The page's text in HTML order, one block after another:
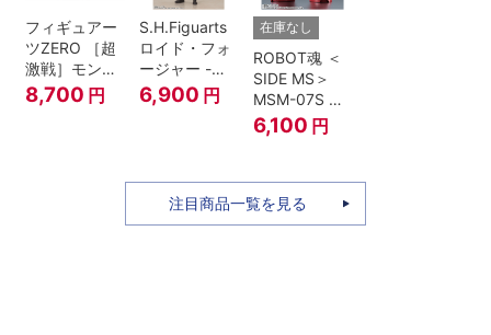
フィギュアー
ツZERO ［超
激戦］モンキ
ー・D・ルフ
ィ -ギア4 三
8,700 円
S.H.Figuarts
ロイド・フォ
ージャー -フ
ォージャー家
のちち-
『SPY×FAMILY』
6,900 円
在庫なし
ROBOT魂 ＜
SIDE MS＞
MSM-07S シ
ャア専用ズゴ
ック ver.
6,100 円
注目商品一覧を見る